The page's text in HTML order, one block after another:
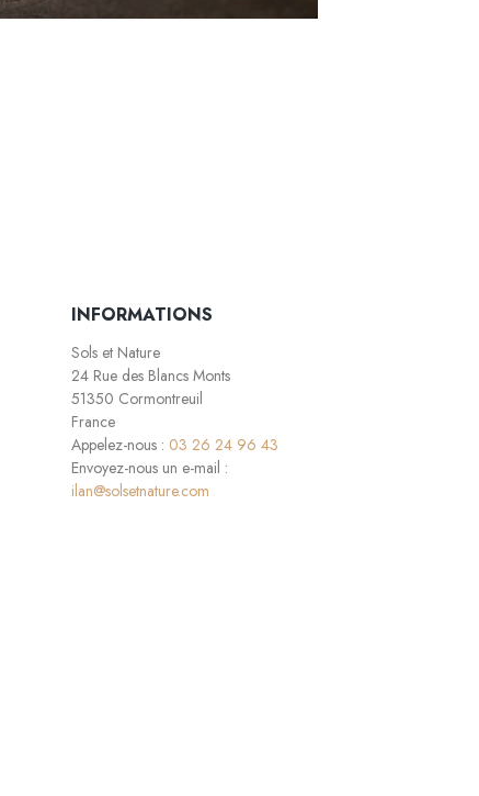
INFORMATIONS
Sols et Nature
24 Rue des Blancs Monts
51350 Cormontreuil
France
Appelez-nous : 03 26 24 96 43
Envoyez-nous un e-mail :
ilan@solsetnature.com